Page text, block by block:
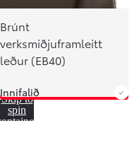
Hilux
Brúnt
verksmiðjuframleitt
leður (EB40)
Innifalið
Skip to
spin